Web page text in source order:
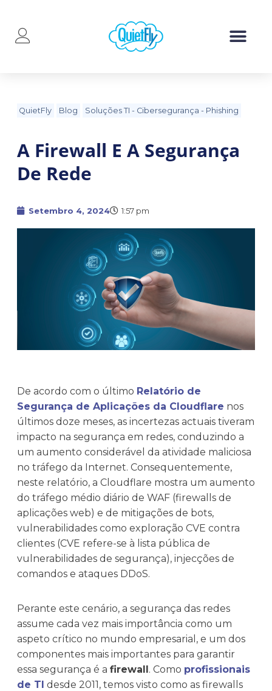
QuietFly Blog Soluções TI - Cibersegurança - Phishing
A Firewall E A Segurança
De Rede
Setembro 4, 2024 1:57 pm
De acordo com o último Relatório de
Segurança de Aplicações da Cloudflare nos
últimos doze meses, as incertezas actuais tiveram
impacto na segurança em redes, conduzindo a
um aumento considerável da atividade maliciosa
no tráfego da Internet. Consequentemente,
neste relatório, a Cloudflare mostra um aumento
do tráfego médio diário de WAF (firewalls de
aplicações web) e de mitigações de bots,
vulnerabilidades como exploração CVE contra
clientes (CVE refere-se à lista pública de
vulnerabilidades de segurança), injecções de
comandos e ataques DDoS.
Perante este cenário, a segurança das redes
assume cada vez mais importância como um
aspeto crítico no mundo empresarial, e um dos
componentes mais importantes para garantir
essa segurança é a firewall. Como profissionais
de TI desde 2011, temos visto como as firewalls